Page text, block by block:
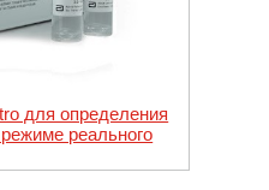
для определения
реального